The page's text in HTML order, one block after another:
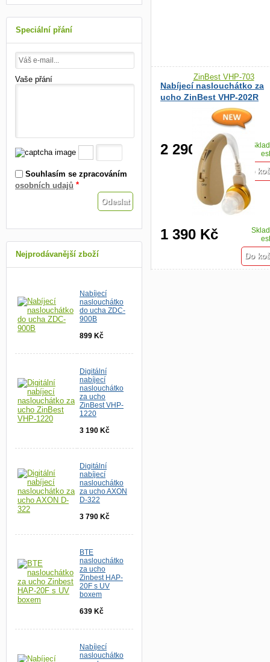
2 290 Kč
Nabíjecí naslouchátko za
ucho ZinBest VHP-202R
1 390 Kč
Speciální přání
Vaše přání
Souhlasím se zpracováním
osobních udajů *
Nejprodávanější zboží
Nabíjecí
naslouchátko
do ucha ZDC-
900B
899 Kč
Digitální
nabíjecí
naslouchátko
za ucho
ZinBest VHP-
1220
3 190 Kč
Digitální
nabíjecí
naslouchátko
za ucho AXON
D-322
3 790 Kč
BTE
naslouchátko
za ucho
Zinbest HAP-
20F s UV
boxem
639 Kč
Nabíjecí
naslouchátko